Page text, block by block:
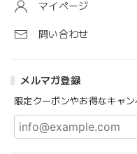
マイページ
問い合わせ
メルマガ登録
限定クーポンやお得なキャ